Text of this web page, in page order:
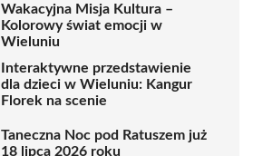
Wakacyjna Misja Kultura –
Kolorowy świat emocji w
Wieluniu
Interaktywne przedstawienie
dla dzieci w Wieluniu: Kangur
Florek na scenie
Taneczna Noc pod Ratuszem już
18 lipca 2026 roku